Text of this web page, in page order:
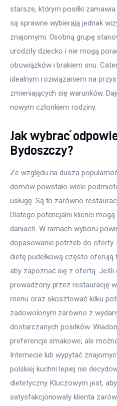
starsze, którym posiłki
są sprawne wybierają jednak
znajomymi. Osobną grupę
urodziły dziecko i nie mogą
obowiązków i brakiem snu.
idealnym rozwiązaniem na
zmieniających się warunków.
nowym członkiem rodziny.
Jak wybrać
Bydoszczy?
Ze względu na dusza
domów powstało wiele
usługę. Są to zarówno
Dlatego potencjalni klienci
daniach. W ramach wyboru
dopasowanie potrzeb do
dietę pudełkową często oferują
aby zapoznać się z ofertą.
prowadzony przez restaurację
menu oraz skosztować kilku
zadowolonym zarówno z
dostarczanych posiłków.
preferencje smakowe, ale
Internecie lub wypytać
polskiej kuchni lepiej nie
dietetyczny. Kluczowym jest,
satysfakcjonowały klienta